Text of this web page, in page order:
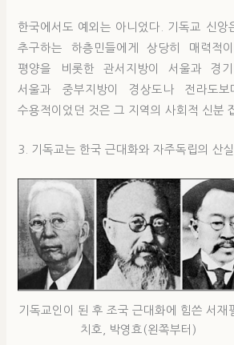
한국에서도 예외는 아니었다. 기독교 신앙
추구하는 하층민들에게 상당히 매력적
평양을 비롯한 관서지방이 서울과 경
서울과 중부지방이 경상도나 전라도
수용적이었던 것은 그 지역의 사회적 신분
3. 기독교는 한국 근대화와 자주독립의 산실
기독교인이 된 후 조국 근대화에 힘쓴 서재
치호, 박영효(왼쪽부터)